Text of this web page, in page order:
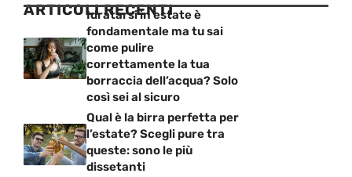
ARTICOLI RECENTI
Idratarsi in estate è
fondamentale ma tu sai
come pulire
correttamente la tua
borraccia dell’acqua? Solo
così sei al sicuro
Qual è la birra perfetta per
l’estate? Scegli pure tra
queste: sono le più
dissetanti